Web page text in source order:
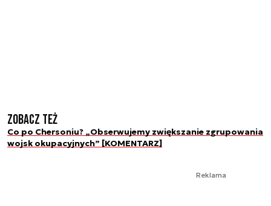
Zobacz też
Co po Chersoniu? „Obserwujemy zwiększanie zgrupowania
wojsk okupacyjnych” [KOMENTARZ]
Reklama